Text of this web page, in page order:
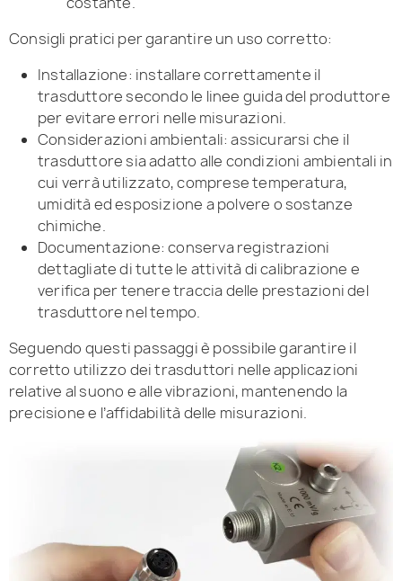
Consigli pratici per garantire un uso corretto:
Installazione: installare correttamente il
trasduttore secondo le linee guida del produttore
per evitare errori nelle misurazioni.
Considerazioni ambientali: assicurarsi che il
trasduttore sia adatto alle condizioni ambientali in
cui verrà utilizzato, comprese temperatura,
umidità ed esposizione a polvere o sostanze
chimiche.
Documentazione: conserva registrazioni
dettagliate di tutte le attività di calibrazione e
verifica per tenere traccia delle prestazioni del
trasduttore nel tempo.
Seguendo questi passaggi è possibile garantire il
corretto utilizzo dei trasduttori nelle applicazioni
relative al suono e alle vibrazioni, mantenendo la
precisione e l’affidabilità delle misurazioni.